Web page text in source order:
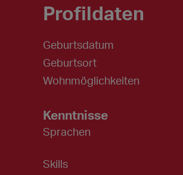
Profildaten
Geburtsdatum
Geburtsort
Wohnmöglichkeiten
Kenntnisse
Sprachen
Skills